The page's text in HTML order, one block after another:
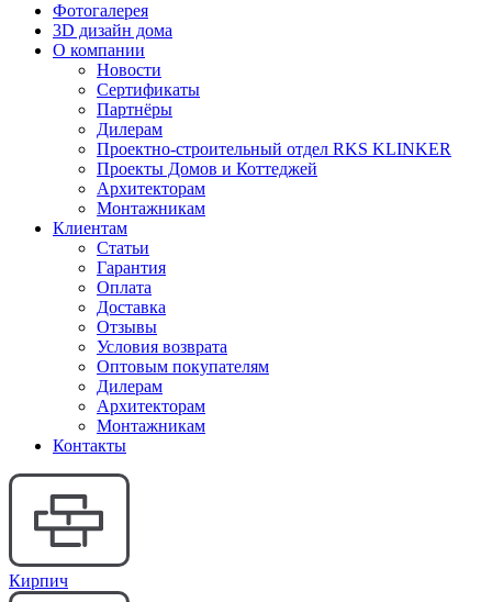
Фотогалерея
3D дизайн дома
О компании
Новости
Сертификаты
Партнёры
Дилерам
Проектно-строительный отдел RKS KLINKER
Проекты Домов и Коттеджей
Архитекторам
Монтажникам
Клиентам
Статьи
Гарантия
Оплата
Доставка
Отзывы
Условия возврата
Оптовым покупателям
Дилерам
Архитекторам
Монтажникам
Контакты
Кирпич